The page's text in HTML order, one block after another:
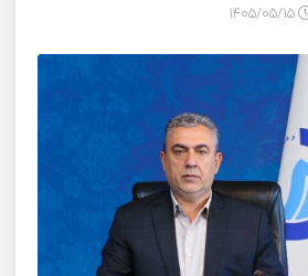
۱۴۰۵/۰۵/۱۵